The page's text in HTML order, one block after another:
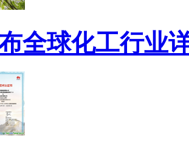
全球化工行业